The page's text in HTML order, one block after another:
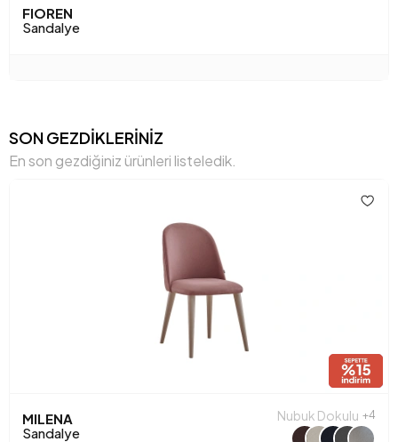
FIOREN
Sandalye
SON GEZDİKLERİNİZ
En son gezdiğiniz ürünleri listeledik.
MILENA
Sandalye
Nubuk Dokulu +4